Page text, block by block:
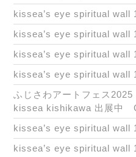
kissea’s eye spiritual wall
kissea’s eye spiritual wall
kissea’s eye spiritual wall
kissea’s eye spiritual wall
ふじさわアートフェス
kissea kishikawa 出展中
kissea’s eye spiritual wall
kissea’s eye spiritual wall